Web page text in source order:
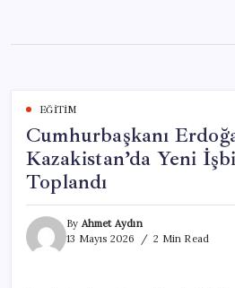
content
EĞITIM
Cumhurbaşkanı
Kazakistan’da Yeni
Toplandı
By Ahmet Aydın
13 Mayıs 2026
2 Min Read